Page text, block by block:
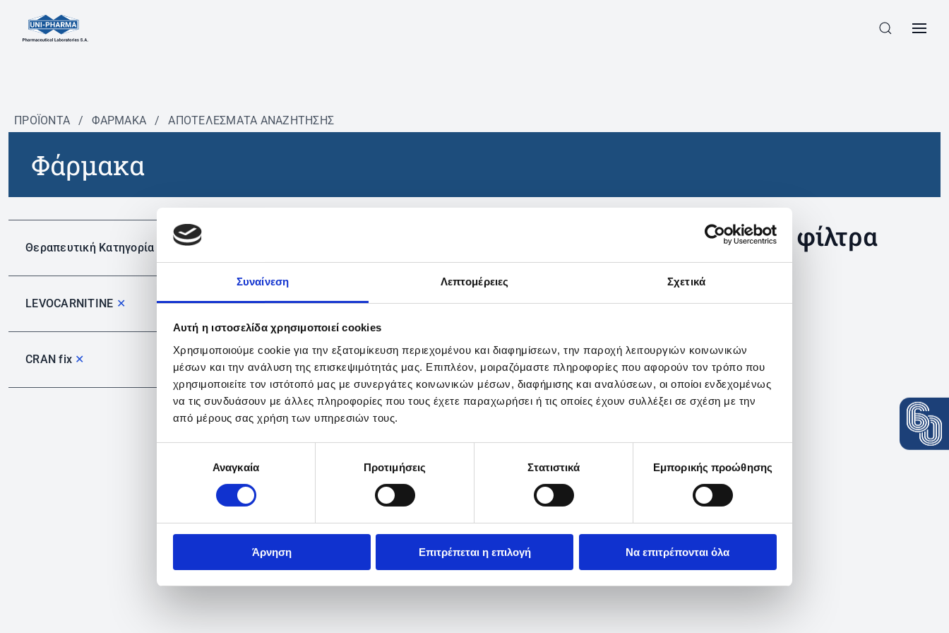
Συναίνεση Λεπτομέρειες Σχετικά
Αυτή η ιστοσελίδα χρησιμοποιεί cookies
Χρησιμοποιούμε cookie για την εξατομίκευση περιεχομένου και διαφημίσεων, την παροχή λειτουργιών κοινωνικών
μέσων και την ανάλυση της επισκεψιμότητάς μας. Επιπλέον, μοιραζόμαστε πληροφορίες που αφορούν τον τρόπο που
χρησιμοποιείτε τον ιστότοπό μας με συνεργάτες κοινωνικών μέσων, διαφήμισης και αναλύσεων, οι οποίοι ενδεχομένως
να τις συνδυάσουν με άλλες πληροφορίες που τους έχετε παραχωρήσει ή τις οποίες έχουν συλλέξει σε σχέση με την
από μέρους σας χρήση των υπηρεσιών τους.
συγκατάθεσηςΑναγκαία Προτιμήσεις Στατιστικά Εμπορικής προώθησης
Άρνηση Επιτρέπεται η επιλογή Να επιτρέπονται όλα
ΠΡΟΪΟΝΤΑ / ΦΆΡΜΑΚΑ / ΑΠΟΤΕΛΕΣΜΑΤΑ ΑΝΑΖΗΤΗΣΗΣ
Φάρμακα
Θεραπευτική Κατηγορία
LEVOCARNITINE ✕
CRAN fix ✕
Δεν βρέθηκαν προϊόντα με τα συγκεκριμένα φίλτρα